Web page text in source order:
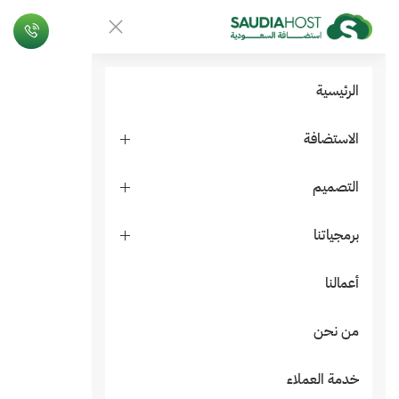
الرئيسية
الاستضافة
التصميم
برمجياتنا
أعمالنا
من نحن
خدمة العملاء